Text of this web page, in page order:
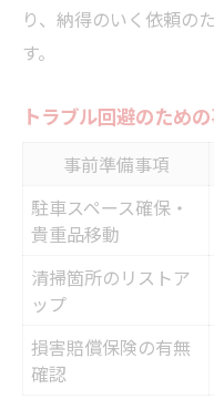
り、納得のいく依頼の
す。
トラブル回避のため
事前準備事項
駐車スペース確保・
貴重品移動
清掃箇所のリストア
ップ
損害賠償保険の有無
確認